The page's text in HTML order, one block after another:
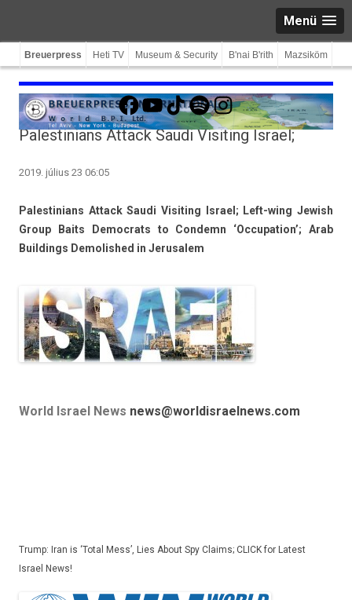
Menü
Breuerpress Heti TV Museum & Security B'nai B'rith Mazsiköm
Facebook
YouTube
TikTokSpotifyInstagram
Palestinians Attack Saudi Visiting Israel;
2019. július 23 06:05
Pales­tinians At­tack Saudi Visit­ing Is­rael; Left-wing Jewish
Group Baits De­moc­rats to Con­demn ‘Oc­cupa­tion’; Arab
Build­ings De­molis­hed in Jerusalem
World Israel News news@worldisraelnews.com
Trump: Iran is ‘Total Mess’, Lies About Spy Claims; CLICK for Latest
Israel News!